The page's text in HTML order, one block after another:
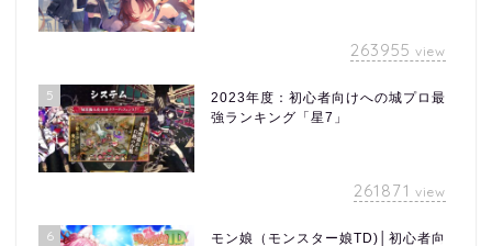
263955 view
5
2023年度：初心者向けへの城プロ最
強ランキング「星7」
261871 view
6
モン娘（モンスター娘TD)│初心者向
ホーム